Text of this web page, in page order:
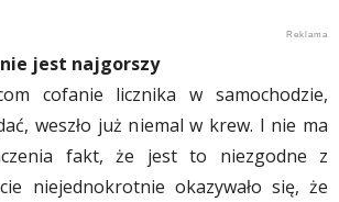
jest najgorszy
cofanie licznika w samochodzie,
weszło już niemal w krew. I nie ma
fakt, że jest to niezgodne z
niejednokrotnie okazywało się, że